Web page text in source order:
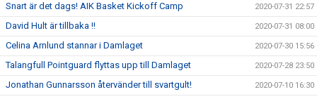
Snart är det dags! AIK Basket Kickoff Camp 2020-07-31 22:57
David Hult är tillbaka !! 2020-07-31 08:00
Celina Arnlund stannar i Damlaget 2020-07-30 15:56
Talangfull Pointguard flyttas upp till Damlaget 2020-07-28 23:50
Jonathan Gunnarsson återvänder till svartgult! 2020-07-10 16:30